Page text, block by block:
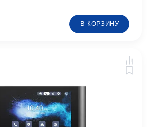
В КОРЗИНУ